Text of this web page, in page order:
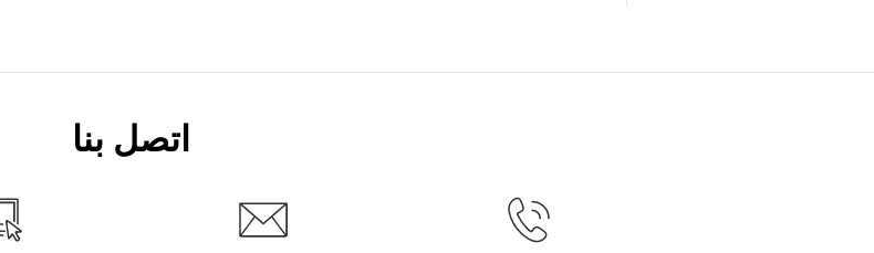
اتصل بنا